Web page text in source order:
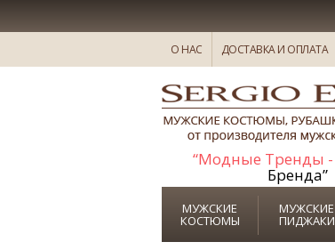
О НАС ДОСТАВКА И ОПЛАТА
“Модные Тренды -
Бренда”
МУЖСКИЕ
КОСТЮМЫ
МУЖСКИЕ
ПИДЖАКИ